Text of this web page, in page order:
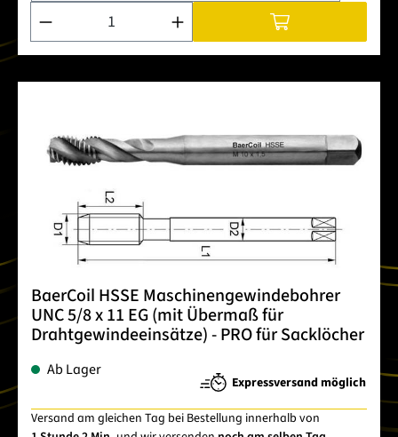
Produkt Anzahl: Gib den gewünschten Wert ein oder
BaerCoil HSSE Maschinengewindebohrer
UNC 5/8 x 11 EG (mit Übermaß für
Drahtgewindeeinsätze) - PRO für Sacklöcher
Ab Lager
Expressversand möglich
Versand am gleichen Tag bei Bestellung innerhalb von